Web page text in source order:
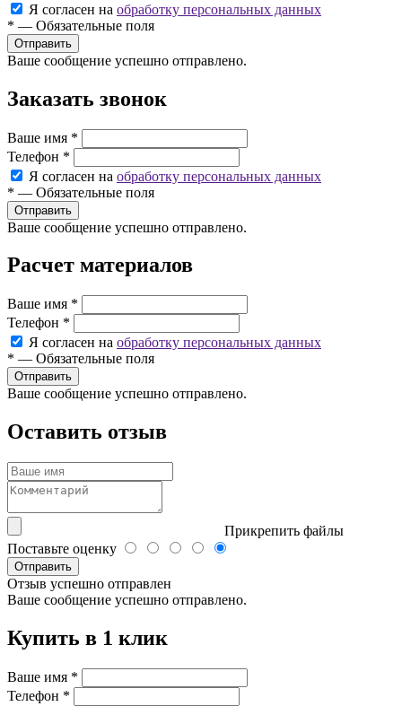
Я согласен на обработку персональных данных
* — Обязательные поля
Ваше сообщение успешно отправлено.
Заказать звонок
Ваше имя *
Телефон *
Я согласен на обработку персональных данных
* — Обязательные поля
Ваше сообщение успешно отправлено.
Расчет материалов
Ваше имя *
Телефон *
Я согласен на обработку персональных данных
* — Обязательные поля
Ваше сообщение успешно отправлено.
Оставить отзыв
Прикрепить файлы
Поставьте оценку
Отправить
Отзыв успешно отправлен
Ваше сообщение успешно отправлено.
Купить в 1 клик
Ваше имя *
Телефон *